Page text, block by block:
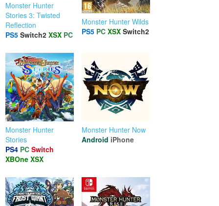
Monster Hunter
Stories 3: Twisted
Reflection
PS5 Switch2 XSX PC
Monster Hunter Wilds
PS5 PC XSX Switch2
Monster Hunter
Stories
PS4 PC Switch
XBOne XSX
Monster Hunter Now
Android iPhone